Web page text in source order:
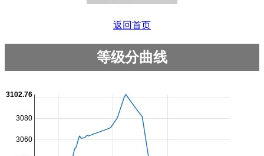
返回首页
等级分曲线
3060
3080
3102.76